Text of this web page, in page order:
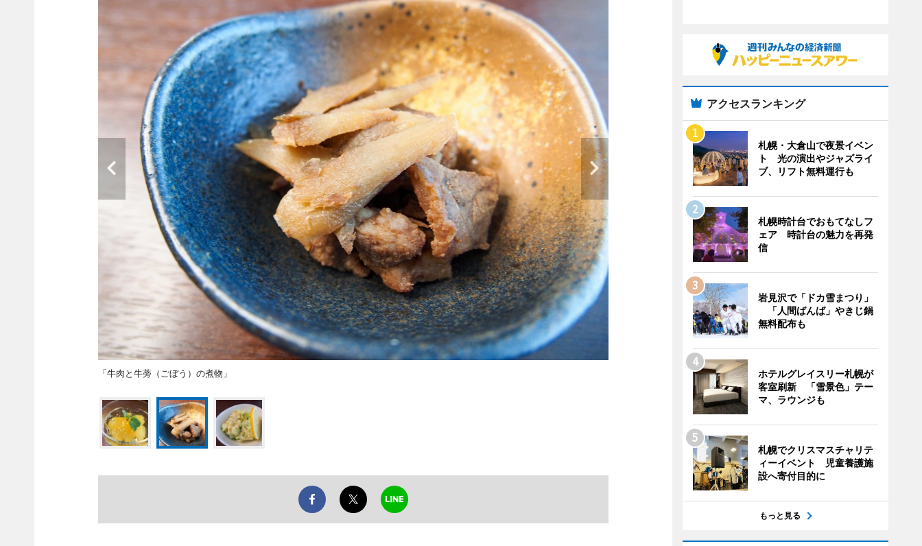
「牛肉と牛蒡（ごぼう）の煮物」
アクセスランキング
札幌・大倉山で夜景イベン
ト 光の演出やジャズライ
ブ、リフト無料運行も
札幌時計台でおもてなしフ
ェア 時計台の魅力を再発
信
岩見沢で「ドカ雪まつり」
「人間ばんば」やきじ鍋
無料配布も
ホテルグレイスリー札幌が
客室刷新 「雪景色」テー
マ、ラウンジも
札幌でクリスマスチャリテ
ィーイベント 児童養護施
設へ寄付目的に
もっと見る